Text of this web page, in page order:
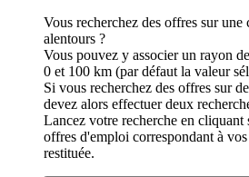
Vous recherchez des offres sur une
alentours ?
Vous pouvez y associer un rayon
0 et 100 km (par défaut la valeur
Si vous recherchez des offres sur
devez alors effectuer deux
Lancez votre recherche en cliquant
offres d'emploi correspondant à
restituée.